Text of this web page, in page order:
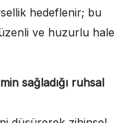
hedeflenir; bu
ve huzurlu hale
sağladığı ruhsal